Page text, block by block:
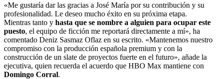
«Me gustaría dar las gracias a José María por su contribución y su
profesionalidad. Le deseo mucho éxito en su próxima etapa.
Mientras tanto y hasta que se nombre a alguien para ocupar este
puesto, el equipo de ficción me reportará directamente a mí», ha
comentado Deniz Sasmaz Oflaz en su escrito. «Mantenemos nuestro
compromiso con la producción española premium y con la
construcción de un slate de proyectos fuerte en el futuro», añade la
ejecutiva, quien recuerda el acuerdo que HBO Max mantiene con
Domingo Corral.